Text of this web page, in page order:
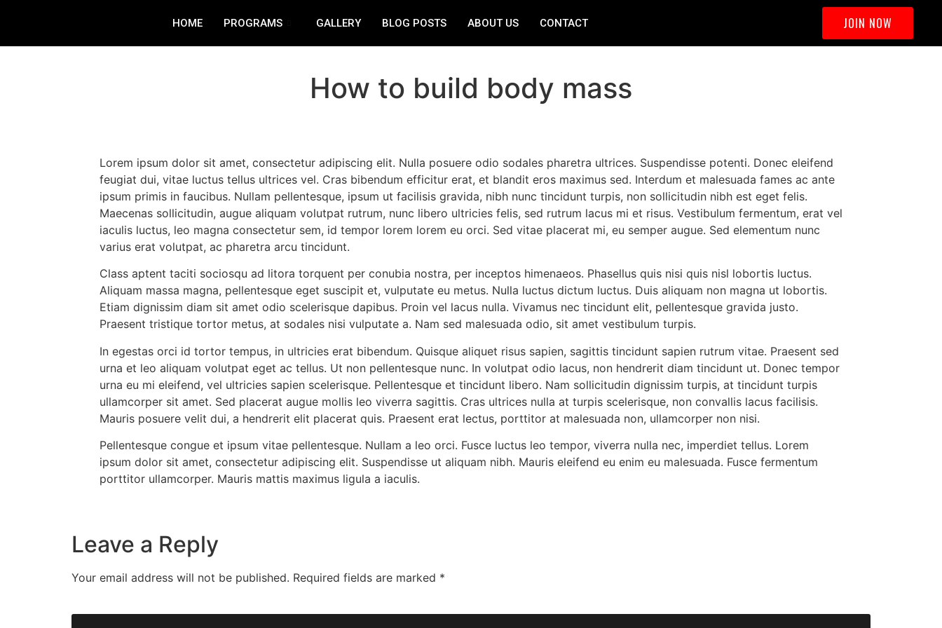
HOME PROGRAMS GALLERY BLOG POSTS ABOUT US CONTACT JOIN NOW
How to build body mass
Lorem ipsum dolor sit amet, consectetur adipiscing elit. Nulla posuere odio sodales pharetra ultrices. Suspendisse potenti. Donec eleifend
feugiat dui, vitae luctus tellus ultrices vel. Cras bibendum efficitur erat, et blandit eros maximus sed. Interdum et malesuada fames ac ante
ipsum primis in faucibus. Nullam pellentesque, ipsum ut facilisis gravida, nibh nunc tincidunt turpis, non sollicitudin nibh est eget felis.
Maecenas sollicitudin, augue aliquam volutpat rutrum, nunc libero ultricies felis, sed rutrum lacus mi et risus. Vestibulum fermentum, erat vel
iaculis luctus, leo magna consectetur sem, id tempor lorem lorem eu orci. Sed vitae placerat mi, eu semper augue. Sed elementum nunc
varius erat volutpat, ac pharetra arcu tincidunt.
Class aptent taciti sociosqu ad litora torquent per conubia nostra, per inceptos himenaeos. Phasellus quis nisi quis nisl lobortis luctus.
Aliquam massa magna, pellentesque eget suscipit et, vulputate eu metus. Nulla luctus dictum luctus. Duis aliquam non magna ut lobortis.
Etiam dignissim diam sit amet odio scelerisque dapibus. Proin vel lacus nulla. Vivamus nec tincidunt elit, pellentesque gravida justo.
Praesent tristique tortor metus, at sodales nisi vulputate a. Nam sed malesuada odio, sit amet vestibulum turpis.
In egestas orci id tortor tempus, in ultricies erat bibendum. Quisque aliquet risus sapien, sagittis tincidunt sapien rutrum vitae. Praesent sed
urna et leo aliquam volutpat eget ac tellus. Ut non pellentesque nunc. In volutpat odio lacus, non hendrerit diam tincidunt ut. Donec tempor
urna eu mi eleifend, vel ultricies sapien scelerisque. Pellentesque et tincidunt libero. Nam sollicitudin dignissim turpis, at tincidunt turpis
ullamcorper sit amet. Sed placerat augue mollis leo viverra sagittis. Cras ultrices nulla at turpis scelerisque, non convallis lacus facilisis.
Mauris posuere velit dui, a hendrerit elit placerat quis. Praesent erat lectus, porttitor at malesuada non, ullamcorper non nisi.
Pellentesque congue et ipsum vitae pellentesque. Nullam a leo orci. Fusce luctus leo tempor, viverra nulla nec, imperdiet tellus. Lorem
ipsum dolor sit amet, consectetur adipiscing elit. Suspendisse ut aliquam nibh. Mauris eleifend eu enim eu malesuada. Fusce fermentum
porttitor ullamcorper. Mauris mattis maximus ligula a iaculis.
Leave a Reply
Your email address will not be published. Required fields are marked *